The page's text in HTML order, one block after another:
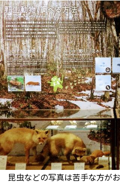
昆虫などの写真は苦手な方が